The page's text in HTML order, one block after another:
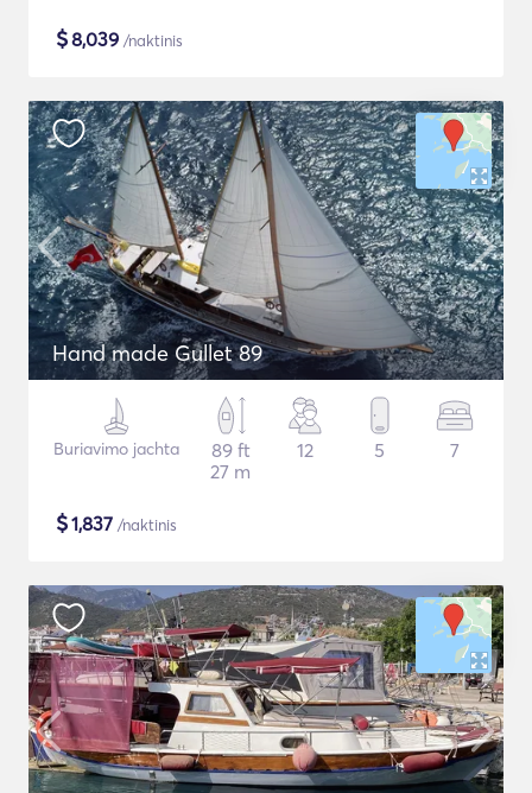
$8,039 /naktinis
Hand made Gullet 89
Buriavimo jachta
89 ft
27 m
12 5 7
$1,837 /naktinis